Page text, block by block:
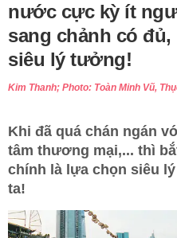
nước cực kỳ ít
sang chảnh có đủ,
siêu lý tưởng!
Kim Thanh; Photo: Toàn Minh Vũ,
Khi đã quá chán ngán
tâm thương mại,... thì
chính là lựa chọn siêu
ta!